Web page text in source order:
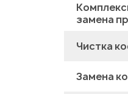
замена
Чистка
Замена